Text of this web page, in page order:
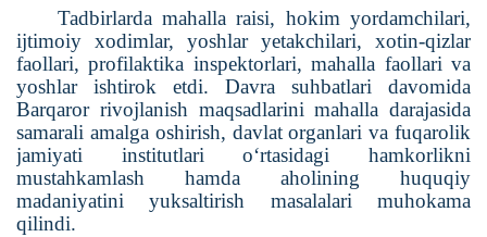
Tadbirlarda mahalla raisi, hokim yordamchilari,
ijtimoiy xodimlar, yoshlar yetakchilari, xotin-qizlar
faollari, profilaktika inspektorlari, mahalla faollari va
yoshlar ishtirok etdi. Davra suhbatlari davomida
Barqaror rivojlanish maqsadlarini mahalla darajasida
samarali amalga oshirish, davlat organlari va fuqarolik
jamiyati institutlari o‘rtasidagi hamkorlikni
mustahkamlash hamda aholining huquqiy
madaniyatini yuksaltirish masalalari muhokama
qilindi.